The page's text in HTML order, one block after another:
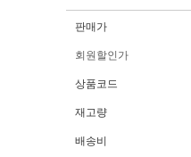
판매가
회원할인가
상품코드
재고량
배송비